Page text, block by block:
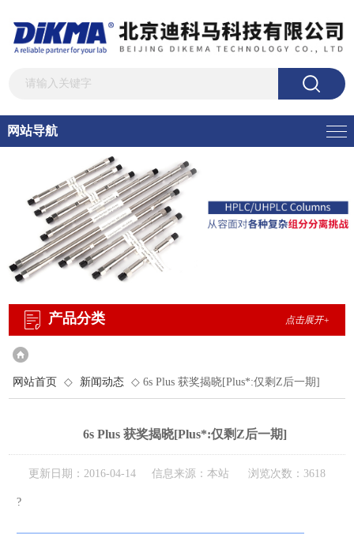
网站导航
产品分类 点击展开+
网站首页 ◇ 新闻动态 ◇ 6s Plus 获奖揭晓[Plus*:仅剩Z后一期]
6s Plus 获奖揭晓[Plus*:仅剩Z后一期]
更新日期：2016-04-14 信息来源：本站 浏览次数：3618
?